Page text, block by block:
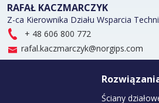
RAFAŁ KACZMARCZYK
Z-ca Kierownika Działu Wsparcia
+ 48 606 800 772
rafal.kaczmarczyk@norgips.com
Ściany